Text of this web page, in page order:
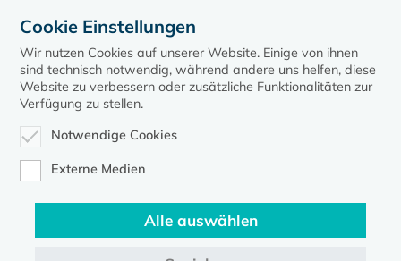
Christoph Ehricht, Vorsitzender
Cookie Einstellungen
Wir nutzen Cookies auf unserer Website. Einige von ihnen
sind technisch notwendig, während andere uns helfen, diese
Website zu verbessern oder zusätzliche Funktionalitäten zur
Verfügung zu stellen.
Notwendige Cookies
Externe Medien
Alle auswählen